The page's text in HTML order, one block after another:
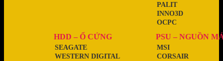
OCPC
INNO3D
PALIT
HDD – Ổ CỨNG
WESTERN DIGITAL
SEAGATE
PSU – NGUỒN
CORSAIR
MSI